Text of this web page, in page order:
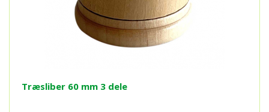
Træsliber 60 mm 3 dele